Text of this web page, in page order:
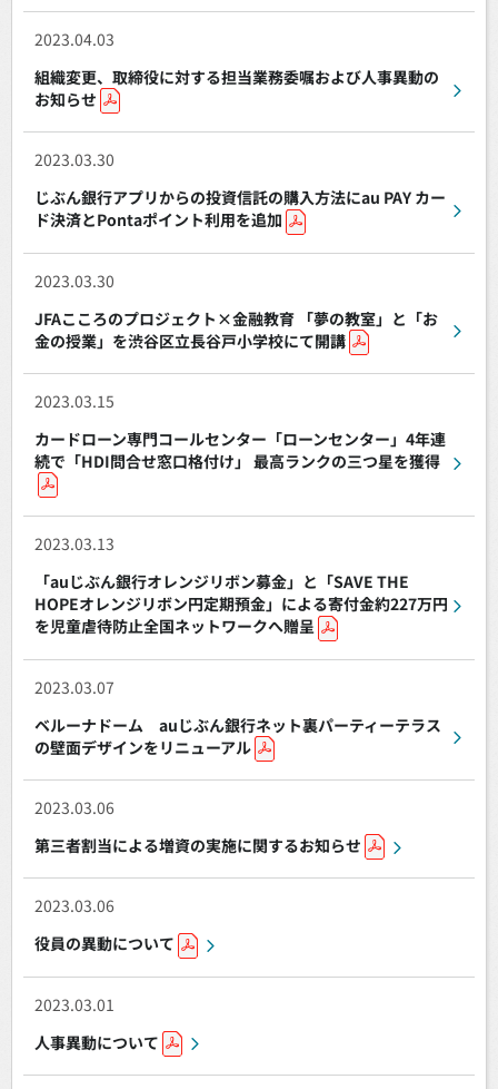
2023.04.03
組織変更、取締役に対する担当業務委嘱および人事異動の
お知らせ
2023.03.30
じぶん銀行アプリからの投資信託の購入方法にau PAY カー
ド決済とPontaポイント利用を追加
2023.03.30
JFAこころのプロジェクト×金融教育 「夢の教室」と「お
金の授業」を渋谷区立長谷戸小学校にて開講
2023.03.15
カードローン専門コールセンター「ローンセンター」4年連
続で「HDI問合せ窓口格付け」 最高ランクの三つ星を獲得
2023.03.13
「auじぶん銀行オレンジリボン募金」と「SAVE THE
HOPEオレンジリボン円定期預金」による寄付金約227万円
を児童虐待防止全国ネットワークへ贈呈
2023.03.07
ベルーナドーム auじぶん銀行ネット裏パーティーテラス
の壁面デザインをリニューアル
2023.03.06
第三者割当による増資の実施に関するお知らせ
2023.03.06
役員の異動について
2023.03.01
人事異動について